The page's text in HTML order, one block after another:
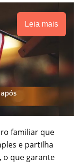
Leia mais
familiar que
e partilha
o que garante